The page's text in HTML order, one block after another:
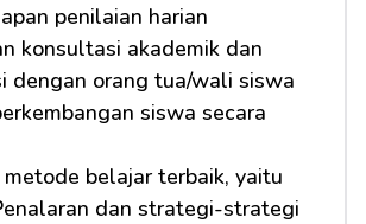
penilaian harian
konsultasi akademik dan
dengan orang tua/wali siswa
siswa secara
belajar terbaik, yaitu
dan strategi-strategi